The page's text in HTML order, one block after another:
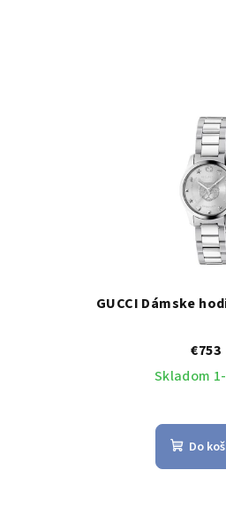
GUCCI Dámske
€753
Skladom
Do